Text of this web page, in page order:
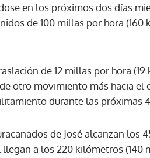
en los próximos dos días
de 100 millas por hora (160
de 12 millas por hora
otro movimiento más hacia el
durante las próximas
de José alcanzan los
a los 220 kilómetros (140